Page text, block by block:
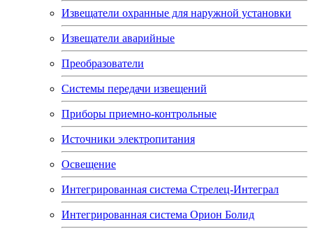
Извещатели охранные для наружной установки
Извещатели аварийные
Преобразователи
Системы передачи извещений
Приборы приемно-контрольные
Источники электропитания
Освещение
Интегрированная система Стрелец-Интеграл
Интегрированная система Орион Болид